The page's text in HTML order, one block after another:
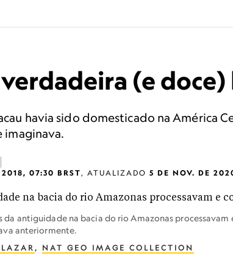
verdadeira (e
havia sido domesticado na América
imaginava.
2018, 07:30 BRST, ATUALIZADO 5 DE NOV. DE
da antiguidade na bacia do rio Amazonas processavam
anteriormente.
, NAT GEO IMAGE COLLECTION